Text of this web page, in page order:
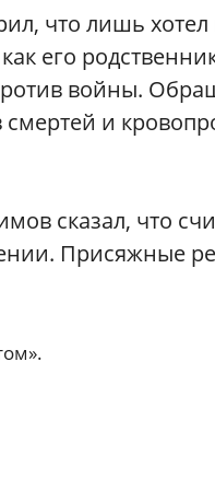
что лишь
его
войны.
и
сказал, что
Присяжные